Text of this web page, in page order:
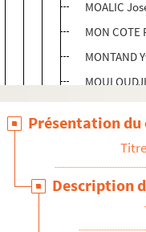
MOALIC
MON
MONTAND
MURTY
NANY
NICAUD
NICOL-
Présentation du
Titre
Description